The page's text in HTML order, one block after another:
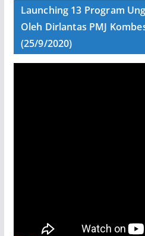
Launching 13 Program
Oleh Dirlantas PMJ
(25/9/2020)